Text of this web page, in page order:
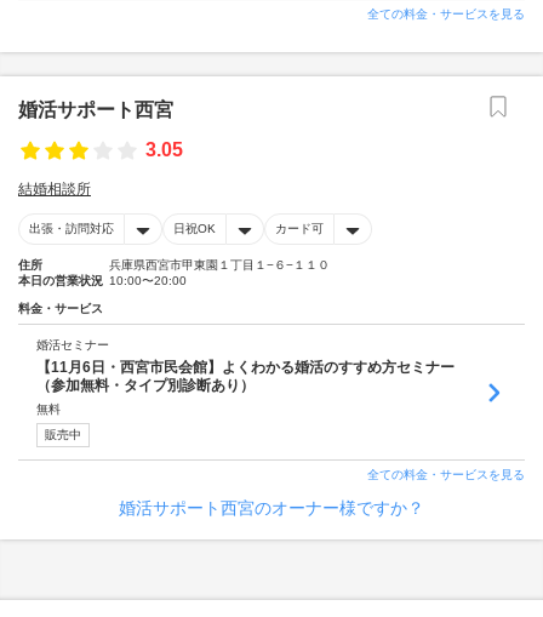
全ての料金・サービスを見る
婚活サポート西宮
3.05
結婚相談所
出張・訪問対応 日祝OK カード可
住所
兵庫県西宮市甲東園１丁目１−６−１１０
本日の営業状況 10:00〜20:00
料金・サービス
婚活セミナー
【11月6日・西宮市民会館】よくわかる婚活のすすめ方セミナー
（参加無料・タイプ別診断あり）
無料
販売中
全ての料金・サービスを見る
婚活サポート西宮のオーナー様ですか？